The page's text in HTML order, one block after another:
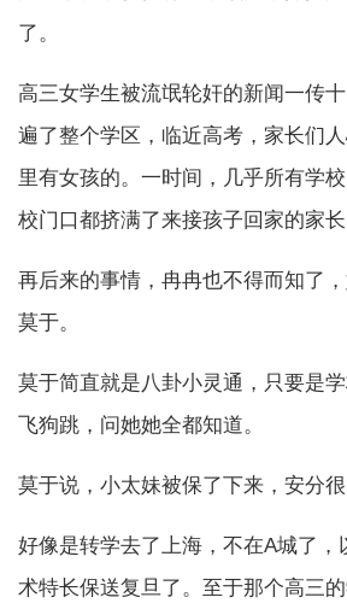
了。
高三女学生被流氓轮奸的新闻一传
遍了整个学区，临近高考，家长们
里有女孩的。一时间，几乎所有学
校门口都挤满了来接孩子回家的家长
再后来的事情，冉冉也不得而知了
莫于。
莫于简直就是八卦小灵通，只要是
飞狗跳，问她她全都知道。
莫于说，小太妹被保了下来，安分很
好像是转学去了上海，不在A城了，
术特长保送复旦了。至于那个高三